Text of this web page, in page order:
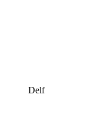
Delf